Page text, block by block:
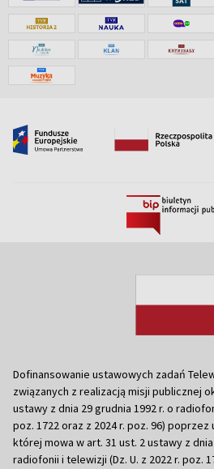
Dofinansowanie ustawowych zadań
związanych z realizacją misji publicznej
ustawy z dnia 29 grudnia 1992 r. o
poz. 1722 oraz z 2024 r. poz. 96)
której mowa w art. 31 ust. 2 ustawy z
radiofonii i telewizji (Dz. U. z 2022 r. poz.